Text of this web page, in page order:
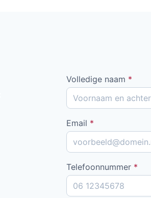
Volledige naam *
Email *
Telefoonnummer *